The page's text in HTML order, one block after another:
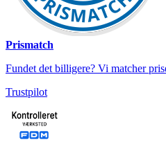
Prismatch
Fundet det billigere? Vi matcher
Trustpilot